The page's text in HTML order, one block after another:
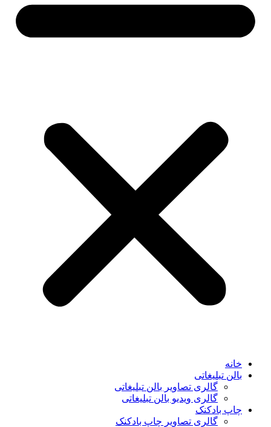
خانه
بالن تبلیغاتی
گالری تصاویر بالن تبلیغاتی
گالری ویدیو بالن تبلیغاتی
چاپ بادکنک
گالری تصاویر چاپ بادکنک